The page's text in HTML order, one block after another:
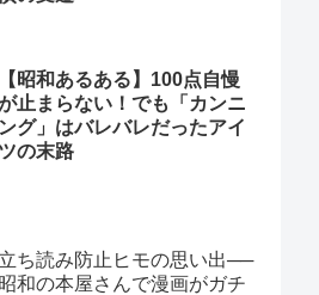
【昭和あるある】100点自慢
止まらない！でも「カンニ
ング」はバレバレだったアイ
ツの末路
立ち読み防止ヒモの思い出──
昭和の本屋さんで漫画がガチ